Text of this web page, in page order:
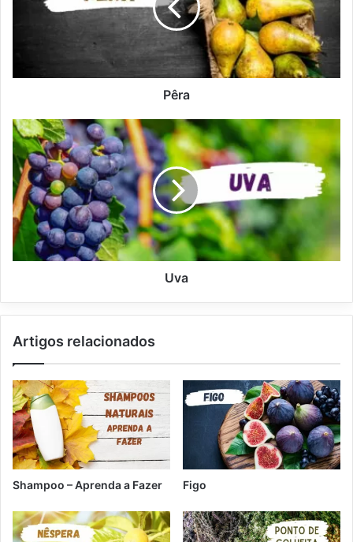
Pêra
U
v
a
Uva
Artigos relacionados
Shampoo – Aprenda a Fazer Figo